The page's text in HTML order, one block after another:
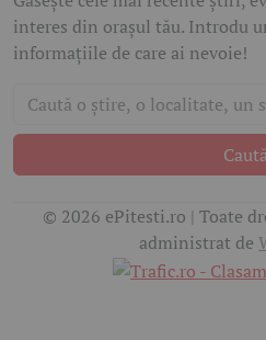
interes din orașul tău. Introdu
informațiile de care ai nevoie!
Caută
© 2026 ePitesti.ro | Toate
administrat de